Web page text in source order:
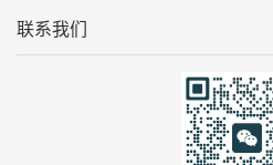
联系我们